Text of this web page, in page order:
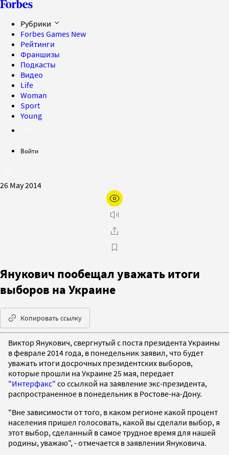
Рубрики
Forbes Games New
Рейтинги
Франшизы
Подкасты
Видео
Life
Woman
Sport
Young
Войти
26 May 2014
Янукович пообещал уважать итоги
выборов на Украине
Копировать ссылку
Виктор Янукович, свергнутый с поста президента Украины
в феврале 2014 года, в понедельник заявил, что будет
уважать итоги досрочных президентских выборов,
которые прошли на Украине 25 мая, передает
"Интерфакс" со ссылкой на заявление экс-президента,
распространенное в понедельник в Ростове-на-Дону.
"Вне зависимости от того, в каком регионе какой процент
населения пришел голосовать, какой вы сделали выбор, я
этот выбор, сделанный в самое трудное время для нашей
родины, уважаю", - отмечается в заявлении Януковича.